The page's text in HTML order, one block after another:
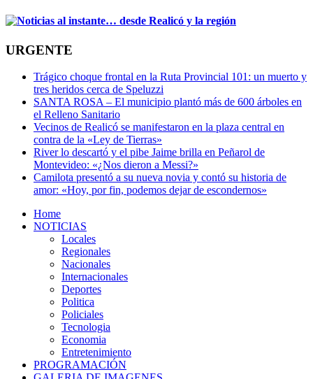
URGENTE
Trágico choque frontal en la Ruta Provincial 101: un muerto y
tres heridos cerca de Speluzzi
SANTA ROSA – El municipio plantó más de 600 árboles en
el Relleno Sanitario
Vecinos de Realicó se manifestaron en la plaza central en
contra de la «Ley de Tierras»
River lo descartó y el pibe Jaime brilla en Peñarol de
Montevideo: «¿Nos dieron a Messi?»
Camilota presentó a su nueva novia y contó su historia de
amor: «Hoy, por fin, podemos dejar de escondernos»
Home
NOTICIAS
Locales
Regionales
Nacionales
Internacionales
Deportes
Politica
Policiales
Tecnologia
Economia
Entretenimiento
PROGRAMACIÓN